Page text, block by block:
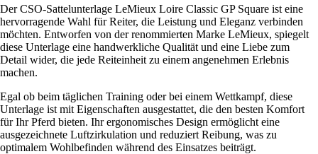
Der CSO-Sattelunterlage LeMieux Loire Classic GP Square ist eine
hervorragende Wahl für Reiter, die Leistung und Eleganz verbinden
möchten. Entworfen von der renommierten Marke LeMieux, spiegelt
diese Unterlage eine handwerkliche Qualität und eine Liebe zum
Detail wider, die jede Reiteinheit zu einem angenehmen Erlebnis
machen.
Egal ob beim täglichen Training oder bei einem Wettkampf, diese
Unterlage ist mit Eigenschaften ausgestattet, die den besten Komfort
für Ihr Pferd bieten. Ihr ergonomisches Design ermöglicht eine
ausgezeichnete Luftzirkulation und reduziert Reibung, was zu
optimalem Wohlbefinden während des Einsatzes beiträgt.